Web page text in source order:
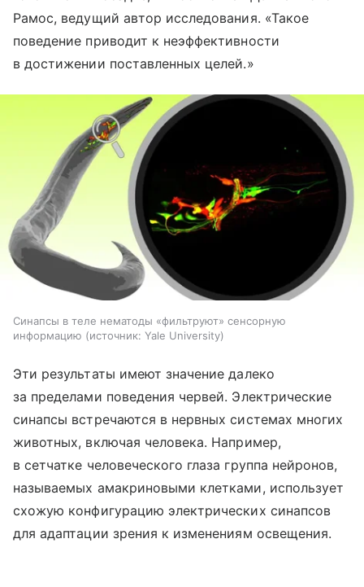
Рамос, ведущий автор исследования. «Такое
поведение приводит к неэффективности
в достижении поставленных целей.»
Синапсы в теле нематоды «фильтруют» сенсорную
информацию
источник: Yale University
Эти результаты имеют значение далеко
за пределами поведения червей. Электрические
синапсы встречаются в нервных системах многих
животных, включая человека. Например,
в сетчатке человеческого глаза группа нейронов,
называемых амакриновыми клетками, использует
схожую конфигурацию электрических синапсов
для адаптации зрения к изменениям освещения.